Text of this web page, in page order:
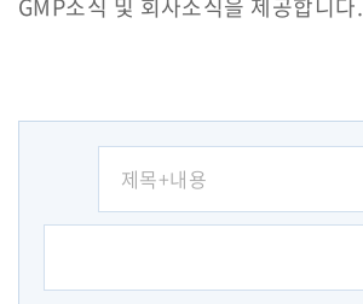
GMP소식 및 회사소식을 제공합니다.